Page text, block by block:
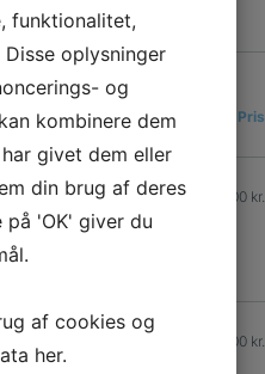
Tid Pris
500 kr.
har
1500 kr.
funktionalitet,
oplysninger
og
kombinere dem
givet dem eller
din brug af deres
på 'OK' giver du
af cookies og
her.